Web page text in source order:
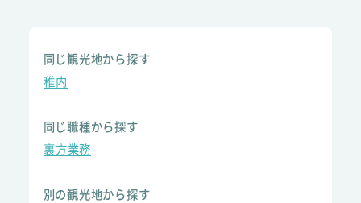
同じ観光地から探す
稚内
同じ職種から探す
裏方業務
別の観光地から探す